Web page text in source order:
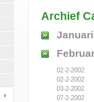
Archief
02-2-2002
02-2-2002
03-2-2002
07-2-2002